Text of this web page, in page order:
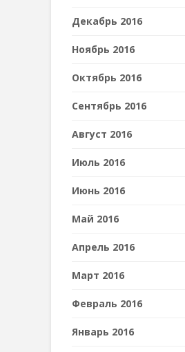
Декабрь 2016
Ноябрь 2016
Октябрь 2016
Сентябрь 2016
Август 2016
Июль 2016
Июнь 2016
Май 2016
Апрель 2016
Март 2016
Февраль 2016
Январь 2016